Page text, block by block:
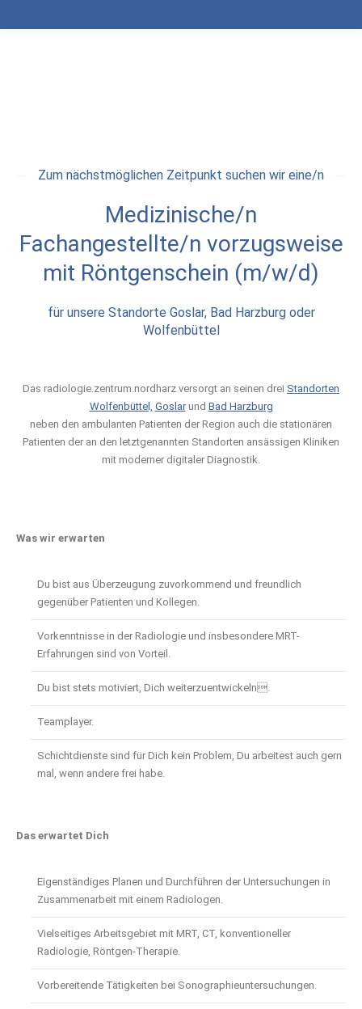
Zum nächstmöglichen Zeitpunkt suchen wir eine/n
Medizinische/n
Fachangestellte/n vorzugsweise
mit Röntgenschein (m/w/d)
für unsere Standorte Goslar, Bad Harzburg oder
Wolfenbüttel
Das radiologie.zentrum.nordharz versorgt an seinen drei Standorten
Wolfenbüttel, Goslarund Bad Harzburg
neben den ambulanten Patienten der Region auch die stationären
Patienten der an den letztgenannten Standorten ansässigen Kliniken
mit moderner digitaler Diagnostik.
Was wir erwarten
Du bist aus Überzeugung zuvorkommend und freundlich
gegenüber Patienten und Kollegen.
Vorkenntnisse in der Radiologie und insbesondere MRT-
Erfahrungen sind von Vorteil.
Du bist stets motiviert, Dich weiterzuentwickeln.
Teamplayer.
Schichtdienste sind für Dich kein Problem, Du arbeitest auch gern
mal, wenn andere frei habe.
Das erwartet Dich
Eigenständiges Planen und Durchführen der Untersuchungen in
Zusammenarbeit mit einem Radiologen.
Vielseitiges Arbeitsgebiet mit MRT, CT, konventioneller
Radiologie, Röntgen-Therapie.
Vorbereitende Tätigkeiten bei Sonographieuntersuchungen.